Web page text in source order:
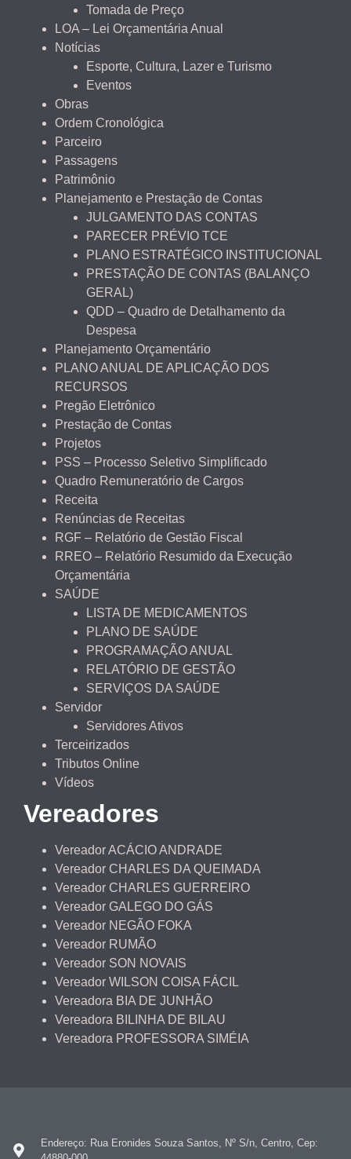
Tomada de Preço
LOA – Lei Orçamentária Anual
Notícias
Esporte, Cultura, Lazer e Turismo
Eventos
Obras
Ordem Cronológica
Parceiro
Passagens
Patrimônio
Planejamento e Prestação de Contas
JULGAMENTO DAS CONTAS
PARECER PRÉVIO TCE
PLANO ESTRATÉGICO INSTITUCIONAL
PRESTAÇÃO DE CONTAS (BALANÇO
GERAL)
QDD – Quadro de Detalhamento da
Despesa
Planejamento Orçamentário
PLANO ANUAL DE APLICAÇÃO DOS
RECURSOS
Pregão Eletrônico
Prestação de Contas
Projetos
PSS – Processo Seletivo Simplificado
Quadro Remuneratório de Cargos
Receita
Renúncias de Receitas
RGF – Relatório de Gestão Fiscal
RREO – Relatório Resumido da Execução
Orçamentária
SAÚDE
LISTA DE MEDICAMENTOS
PLANO DE SAÚDE
PROGRAMAÇÃO ANUAL
RELATÓRIO DE GESTÃO
SERVIÇOS DA SAÚDE
Servidor
Servidores Ativos
Terceirizados
Tributos Online
Vídeos
Vereadores
Vereador ACÁCIO ANDRADE
Vereador CHARLES DA QUEIMADA
Vereador CHARLES GUERREIRO
Vereador GALEGO DO GÁS
Vereador NEGÃO FOKA
Vereador RUMÃO
Vereador SON NOVAIS
Vereador WILSON COISA FÁCIL
Vereadora BIA DE JUNHÃO
Vereadora BILINHA DE BILAU
Vereadora PROFESSORA SIMÉIA
Endereço: Rua Eronides Souza Santos, Nº S/n, Centro, Cep: